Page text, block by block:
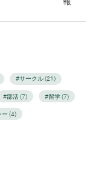
#サークル (21)
#部活 (7) #留学 (7)
ー (4)